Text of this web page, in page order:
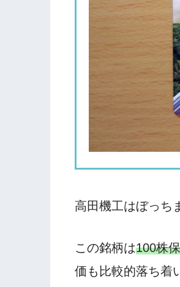
高田機工はぼっち
この銘柄は100株
価も比較的落ち着